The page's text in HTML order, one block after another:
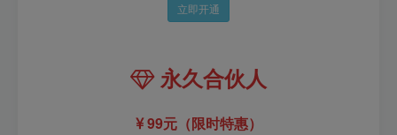
立即开通
永久合伙人
99元（限时特惠）